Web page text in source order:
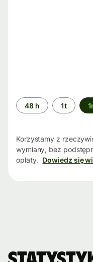
Przedział
czasu
48 h 1t
Korzystamy z
wymiany, bez
opłaty. Dowiedz się